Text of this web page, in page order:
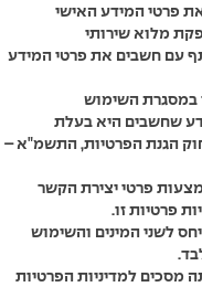
את פרטי המידע האישי
מלוא שירותי
עם חשבים את פרטי המידע
במסגרת השימוש
שחשבים היא בעלת
הגנת הפרטיות, התשמ"א –
פרטי יצירת הקשר
פרטיות זו.
לשני המינים והשימוש
מסכים למדיניות הפרטיות